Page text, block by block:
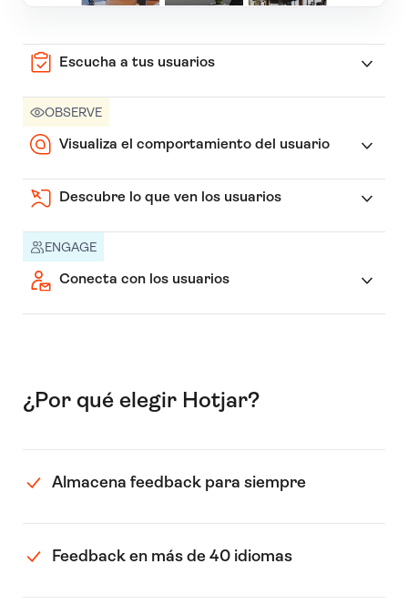
Escucha a tus usuarios
OBSERVE
Visualiza el comportamiento del usuario
Descubre lo que ven los usuarios
ENGAGE
Conecta con los usuarios
¿Por qué elegir Hotjar?
Almacena feedback para siempre
Feedback en más de 40 idiomas